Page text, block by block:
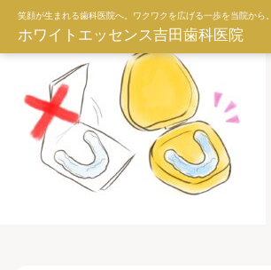
笑顔が生まれる歯科医院へ。ワクワクを広げる一歩を当院から。
ホワイトエッセンス吉田歯科医院
ggg